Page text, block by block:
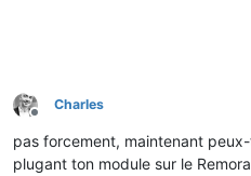
Offline
Charles
pas forcement, maintenant
plugant ton module sur le